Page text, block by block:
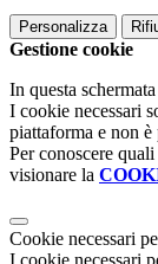
Personalizza
Gestione cookie
In questa
I cookie necessari
piattaforma e non
Per conoscere
visionare la
Cookie necessari